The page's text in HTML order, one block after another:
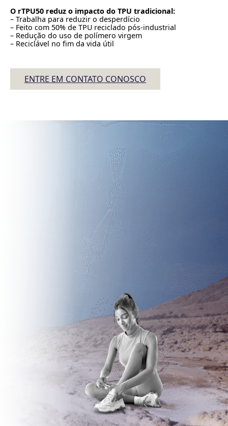
O rTPU50 reduz o impacto do TPU tradicional:
– Trabalha para reduzir o desperdício
– Feito com 50% de TPU reciclado pós-industrial
– Redução do uso de polímero virgem
– Reciclável no fim da vida útil
ENTRE EM CONTATO CONOSCO